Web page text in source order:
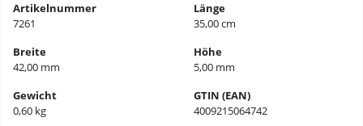
Artikelnummer
7261
Länge
35,00 cm
Breite
42,00 mm
Höhe
5,00 mm
Gewicht
0,60 kg
GTIN (EAN)
4009215064742